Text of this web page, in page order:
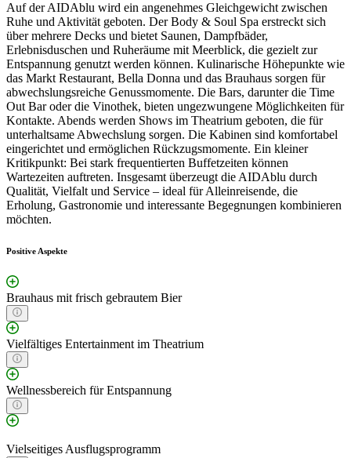
Auf der AIDAblu wird ein angenehmes Gleichgewicht zwischen
Ruhe und Aktivität geboten. Der Body & Soul Spa erstreckt sich
über mehrere Decks und bietet Saunen, Dampfbäder,
Erlebnisduschen und Ruheräume mit Meerblick, die gezielt zur
Entspannung genutzt werden können. Kulinarische Höhepunkte wie
das Markt Restaurant, Bella Donna und das Brauhaus sorgen für
abwechslungsreiche Genussmomente. Die Bars, darunter die Time
Out Bar oder die Vinothek, bieten ungezwungene Möglichkeiten für
Kontakte. Abends werden Shows im Theatrium geboten, die für
unterhaltsame Abwechslung sorgen. Die Kabinen sind komfortabel
eingerichtet und ermöglichen Rückzugsmomente. Ein kleiner
Kritikpunkt: Bei stark frequentierten Buffetzeiten können
Wartezeiten auftreten. Insgesamt überzeugt die AIDAblu durch
Qualität, Vielfalt und Service – ideal für Alleinreisende, die
Erholung, Gastronomie und interessante Begegnungen kombinieren
möchten.
Positive Aspekte
Brauhaus mit frisch gebrautem Bier
Vielfältiges Entertainment im Theatrium
Wellnessbereich für Entspannung
Vielseitiges Ausflugsprogramm